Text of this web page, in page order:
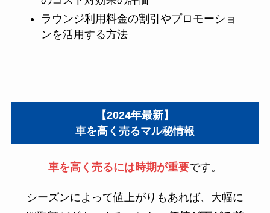
ラウンジ利用料金の割引やプロモーショ
ンを活用する方法
【2024年最新】
車を高く売るマル秘情報
車を高く売るには時期が重要です。
シーズンによって値上がりもあれば、大幅に